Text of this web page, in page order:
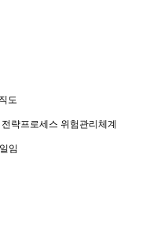
도
전략프로세스 위험관리체계
임